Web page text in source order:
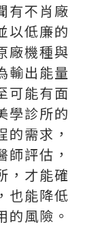
有不肖廠
以低廉的
廠機種與
輸出能量
可能有面
學診所的
需求，
評估，
，才能確
也能降低
的風險。